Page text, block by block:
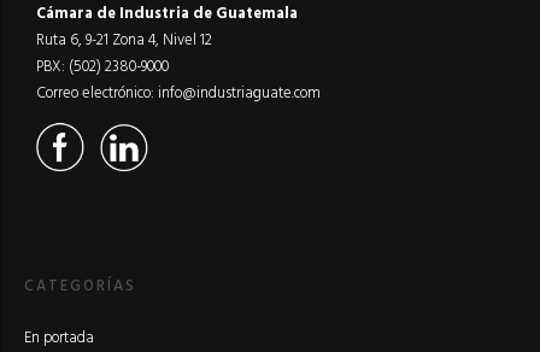
Cámara de Industria de Guatemala
Ruta 6, 9-21 Zona 4, Nivel 12
PBX: (502) 2380-9000
Correo electrónico: info@industriaguate.com
CATEGORÍAS
En portada